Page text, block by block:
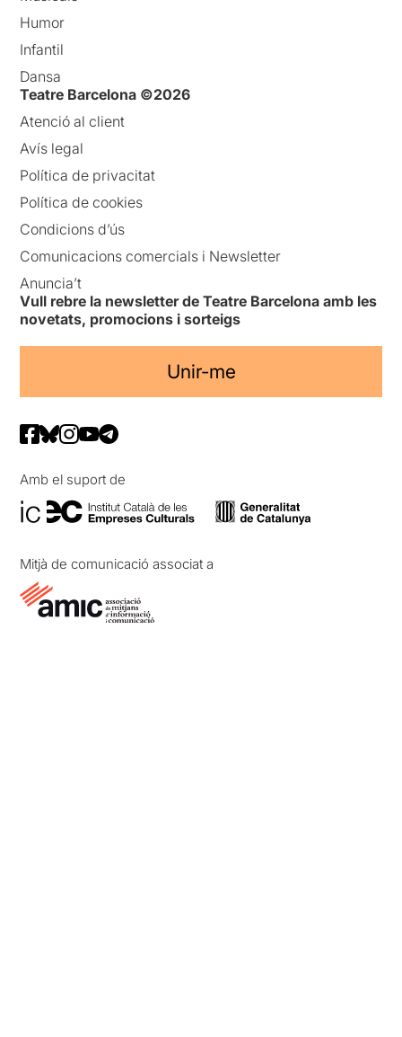
Humor
Infantil
Dansa
Teatre Barcelona ©2026
Atenció al client
Avís legal
Política de privacitat
Política de cookies
Condicions d’ús
Comunicacions comercials i Newsletter
Anuncia’t
Vull rebre la newsletter de Teatre Barcelona amb les
novetats, promocions i sorteigs
Unir-me
Amb el suport de
Mitjà de comunicació associat a